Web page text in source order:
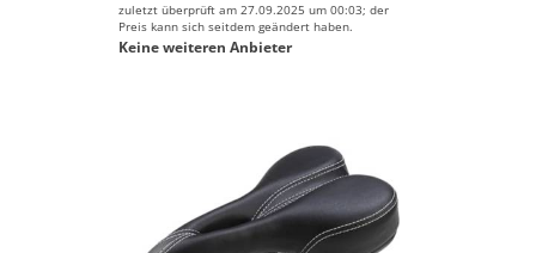
zuletzt überprüft am 27.09.2025 um 00:03; der
Preis kann sich seitdem geändert haben.
Keine weiteren Anbieter